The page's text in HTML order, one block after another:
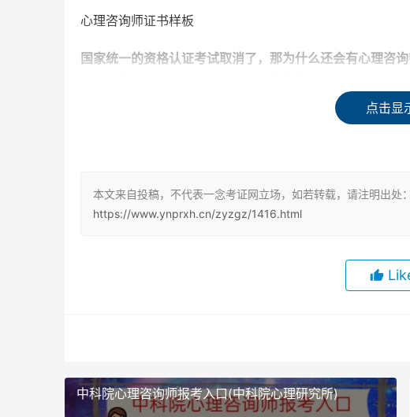
心理咨询师证书样板
国家统一的资格认证考试取消了，那为什么还会有心理咨询
专业部门管理，有目的性、针对性地把这个资格认证的权
国培网)和心理卫生协会。现在市场上考得最多的就是中
心理咨询师考试，举办单位不一样，考试时间也不一样，
中科院了，现在社会上各类培训机构也建议报考的是这个
勤记录，认可你真实地学习了，并且作业成绩70分以上，
试，通过后发证到机构，领取。一般考试报名费用是400
点击显
本文来自投稿，不代表一念考证网立场，如若转载，请注明出处
https://www.ynprxh.cn/zyzgz/1416.html
中科院心理咨询师报考入口(中科院心理研究所)